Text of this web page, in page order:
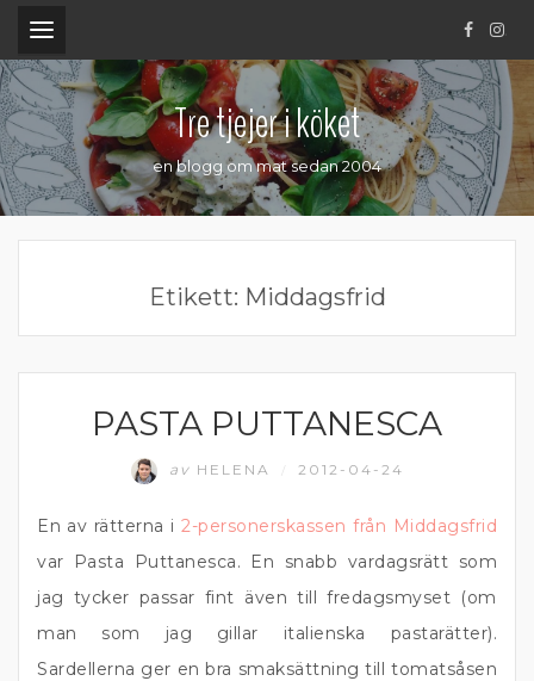
.
Tre tjejer i köket
en blogg om mat sedan 2004
Etikett: Middagsfrid
FISKPASTA PUTTANESCA
av HELENA 2012-04-24
En av rätterna i2-personerskassen från Middagsfrid
var Pasta Puttanesca. En snabb vardagsrätt som
jag tycker passar fint även till fredagsmyset (om
man som jag gillar italienska pastarätter).
Sardellerna ger en bra smaksättning till tomatsåsen